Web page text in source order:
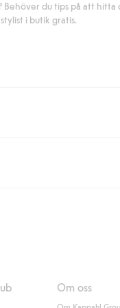
du tips på att hitta
i butik gratis.
ombud eller paketbox
Om oss